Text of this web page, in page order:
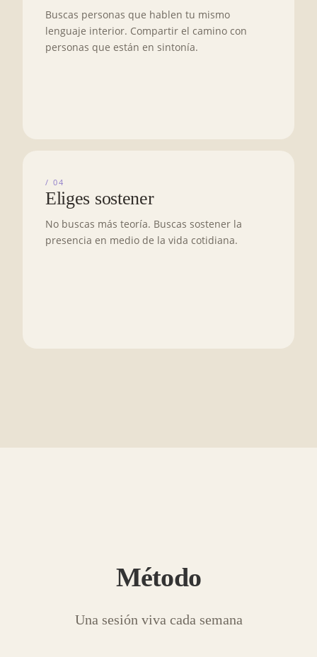
Buscas personas que hablen tu mismo
lenguaje interior. Compartir el camino con
personas que están en sintonía.
/ 04
Eliges sostener
No buscas más teoría. Buscas sostener la
presencia en medio de la vida cotidiana.
Método
Una sesión viva cada semana